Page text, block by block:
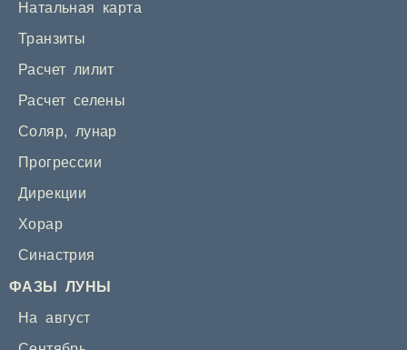
Натальная карта
Транзиты
Расчет лилит
Расчет селены
Соляр, лунар
Прогрессии
Дирекции
Хорар
Синастрия
ФАЗЫ ЛУНЫ
На август